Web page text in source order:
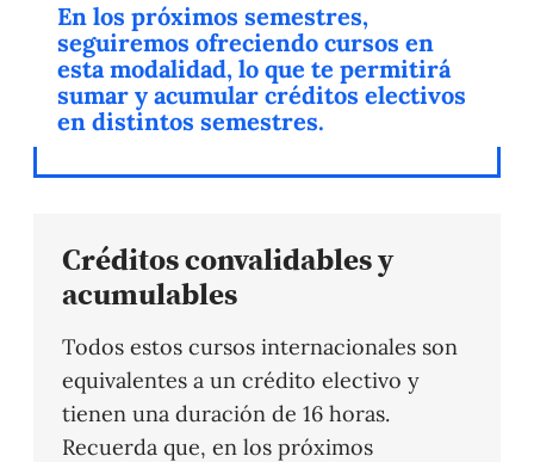
En los próximos semestres,
seguiremos ofreciendo cursos en
esta modalidad, lo que te permitirá
sumar y acumular créditos electivos
en distintos semestres.
Créditos convalidables y
acumulables
Todos estos cursos internacionales son
equivalentes a un crédito electivo y
tienen una duración de 16 horas.
Recuerda que, en los próximos